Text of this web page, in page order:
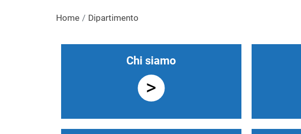
Home Dipartimento
Navigazione principale
Chi siamo